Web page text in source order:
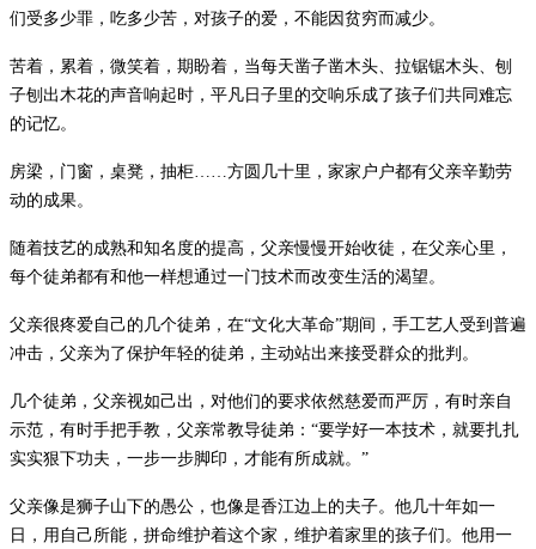
们受多少罪，吃多少苦，对孩子的爱，不能因贫穷而减少。
苦着，累着，微笑着，期盼着，当每天凿子凿木头、拉锯锯木头、刨
子刨出木花的声音响起时，平凡日子里的交响乐成了孩子们共同难忘
的记忆。
房梁，门窗，桌凳，抽柜
方圆几十里，家家户户都有父亲辛勤劳
动的成果。
随着技艺的成熟和知名度的提高，父亲慢慢开始收徒，在父亲心里，
每个徒弟都有和他一样想通过一门技术而改变生活的渴望。
父亲很疼爱自己的几个徒弟，在“文化大革命”期间，手工艺人受到普遍
冲击，父亲为了保护年轻的徒弟，主动站出来接受群众的批判。
几个徒弟，父亲视如己出，对他们的要求依然慈爱而严厉，有时亲自
示范，有时手把手教，父亲常教导徒弟： “要学好一本技术，就要扎扎
实实狠下功夫，一步一步脚印，才能有所成就。 ”
父亲像是狮子山下的愚公，也像是香江边上的夫子。他几十年如一
日，用自己所能，拼命维护着这个家，维护着家里的孩子们。他用一